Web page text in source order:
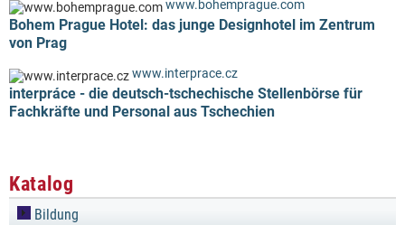
www.bohemprague.com
Bohem Prague Hotel: das junge Designhotel im Zentrum
von Prag
www.interprace.cz
interpráce - die deutsch-tschechische Stellenbörse für
Fachkräfte und Personal aus Tschechien
Katalog
Bildung